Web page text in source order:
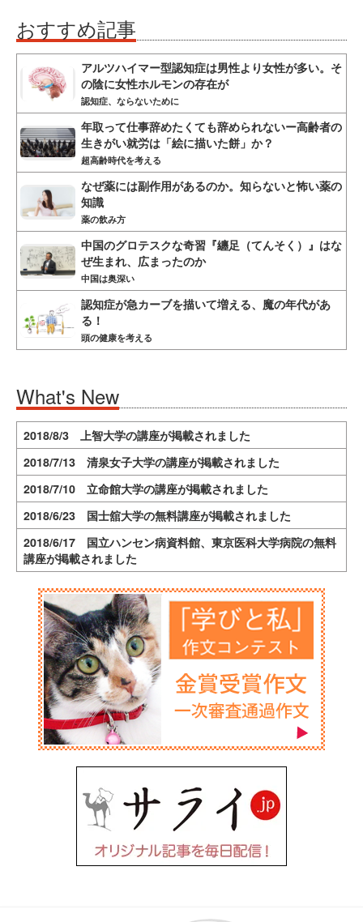
おすすめ記事
アルツハイマー型認知症は男性より女性が多い。そ
の陰に女性ホルモンの存在が
認知症、ならないために
年取って仕事辞めたくても辞められないー高齢者の
生きがい就労は「絵に描いた餅」か？
超高齢時代を考える
なぜ薬には副作用があるのか。知らないと怖い薬の
知識
薬の飲み方
中国のグロテスクな奇習『纏足（てんそく）』はな
ぜ生まれ、広まったのか
中国は奥深い
認知症が急カーブを描いて増える、魔の年代があ
る！
頭の健康を考える
What's New
2018/8/3 上智大学の講座が掲載されました
2018/7/13 清泉女子大学の講座が掲載されました
2018/7/10 立命館大学の講座が掲載されました
2018/6/23 国士舘大学の無料講座が掲載されました
2018/6/17 国立ハンセン病資料館、東京医科大学病院の無料
講座が掲載されました